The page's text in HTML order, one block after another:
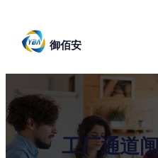
御佰安
工厂通道